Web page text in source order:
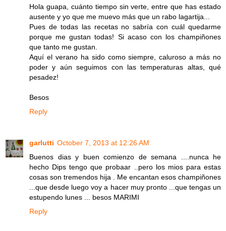
Hola guapa, cuánto tiempo sin verte, entre que has estado
ausente y yo que me muevo más que un rabo lagartija...
Pues de todas las recetas no sabría con cuál quedarme
porque me gustan todas! Si acaso con los champiñones
que tanto me gustan.
Aquí el verano ha sido como siempre, caluroso a más no
poder y aún seguimos con las temperaturas altas, qué
pesadez!
Besos
Reply
garlutti October 7, 2013 at 12:26 AM
Buenos dias y buen comienzo de semana ....nunca he
hecho Dips tengo que probaar ..pero los mios para estas
cosas son tremendos hija . Me encantan esos champiñones
...que desde luego voy a hacer muy pronto ...que tengas un
estupendo lunes ... besos MARIMI
Reply